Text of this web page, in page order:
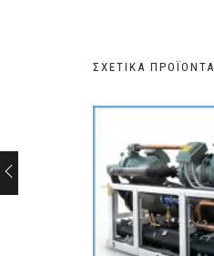
ΣΧΕΤΙΚΆ ΠΡΟΪΌΝΤΑ